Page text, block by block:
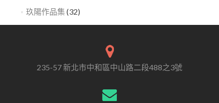
玖陽作品集 (32)
235-57 新北市中和區中山路二段488之3號